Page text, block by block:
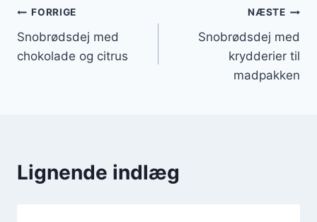
Indlægsnavigation
FORRIGE
Snobrødsdej med
chokolade og citrus
NÆSTE
Snobrødsdej med
krydderier til
madpakken
Lignende indlæg